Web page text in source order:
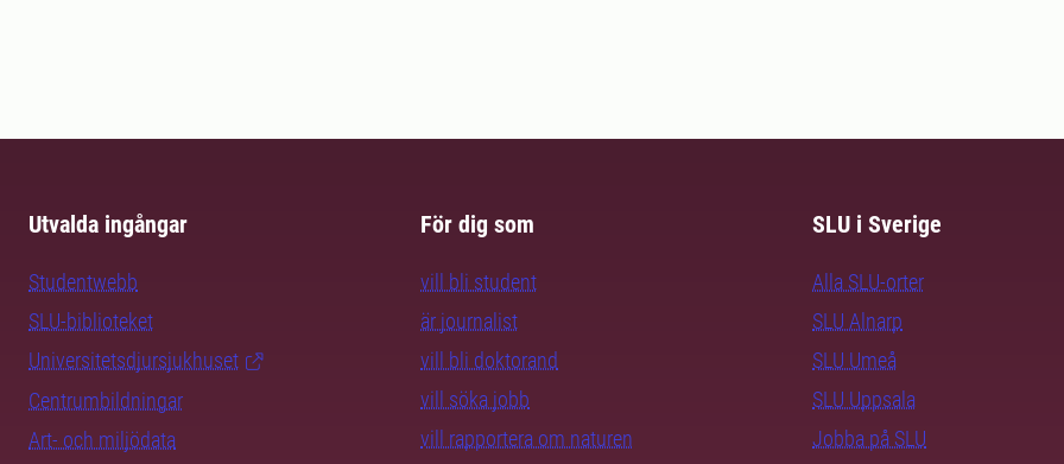
Utvalda ingångar
Studentwebb
SLU-biblioteket
Universitetsdjursjukhuset
Centrumbildningar
Art- och miljödata
För dig som
vill bli student
är journalist
vill bli doktorand
vill söka jobb
vill rapportera om naturen
SLU i Sverige
Alla SLU-orter
SLU Alnarp
SLU Umeå
SLU Uppsala
Jobba på SLU